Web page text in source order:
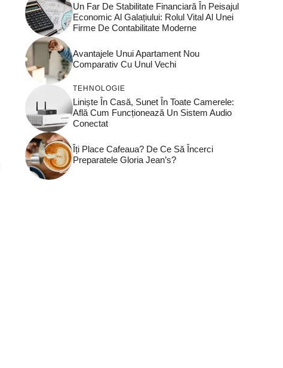
Un Far De Stabilitate Financiară În Peisajul
Economic Al Galațiului: Rolul Vital Al Unei
Firme De Contabilitate Moderne
Avantajele Unui Apartament Nou
Comparativ Cu Unul Vechi
TEHNOLOGIE
Liniște În Casă, Sunet În Toate Camerele:
Află Cum Funcționează Un Sistem Audio
Conectat
Îți Place Cafeaua? De Ce Să Încerci
Preparatele Gloria Jean’s?